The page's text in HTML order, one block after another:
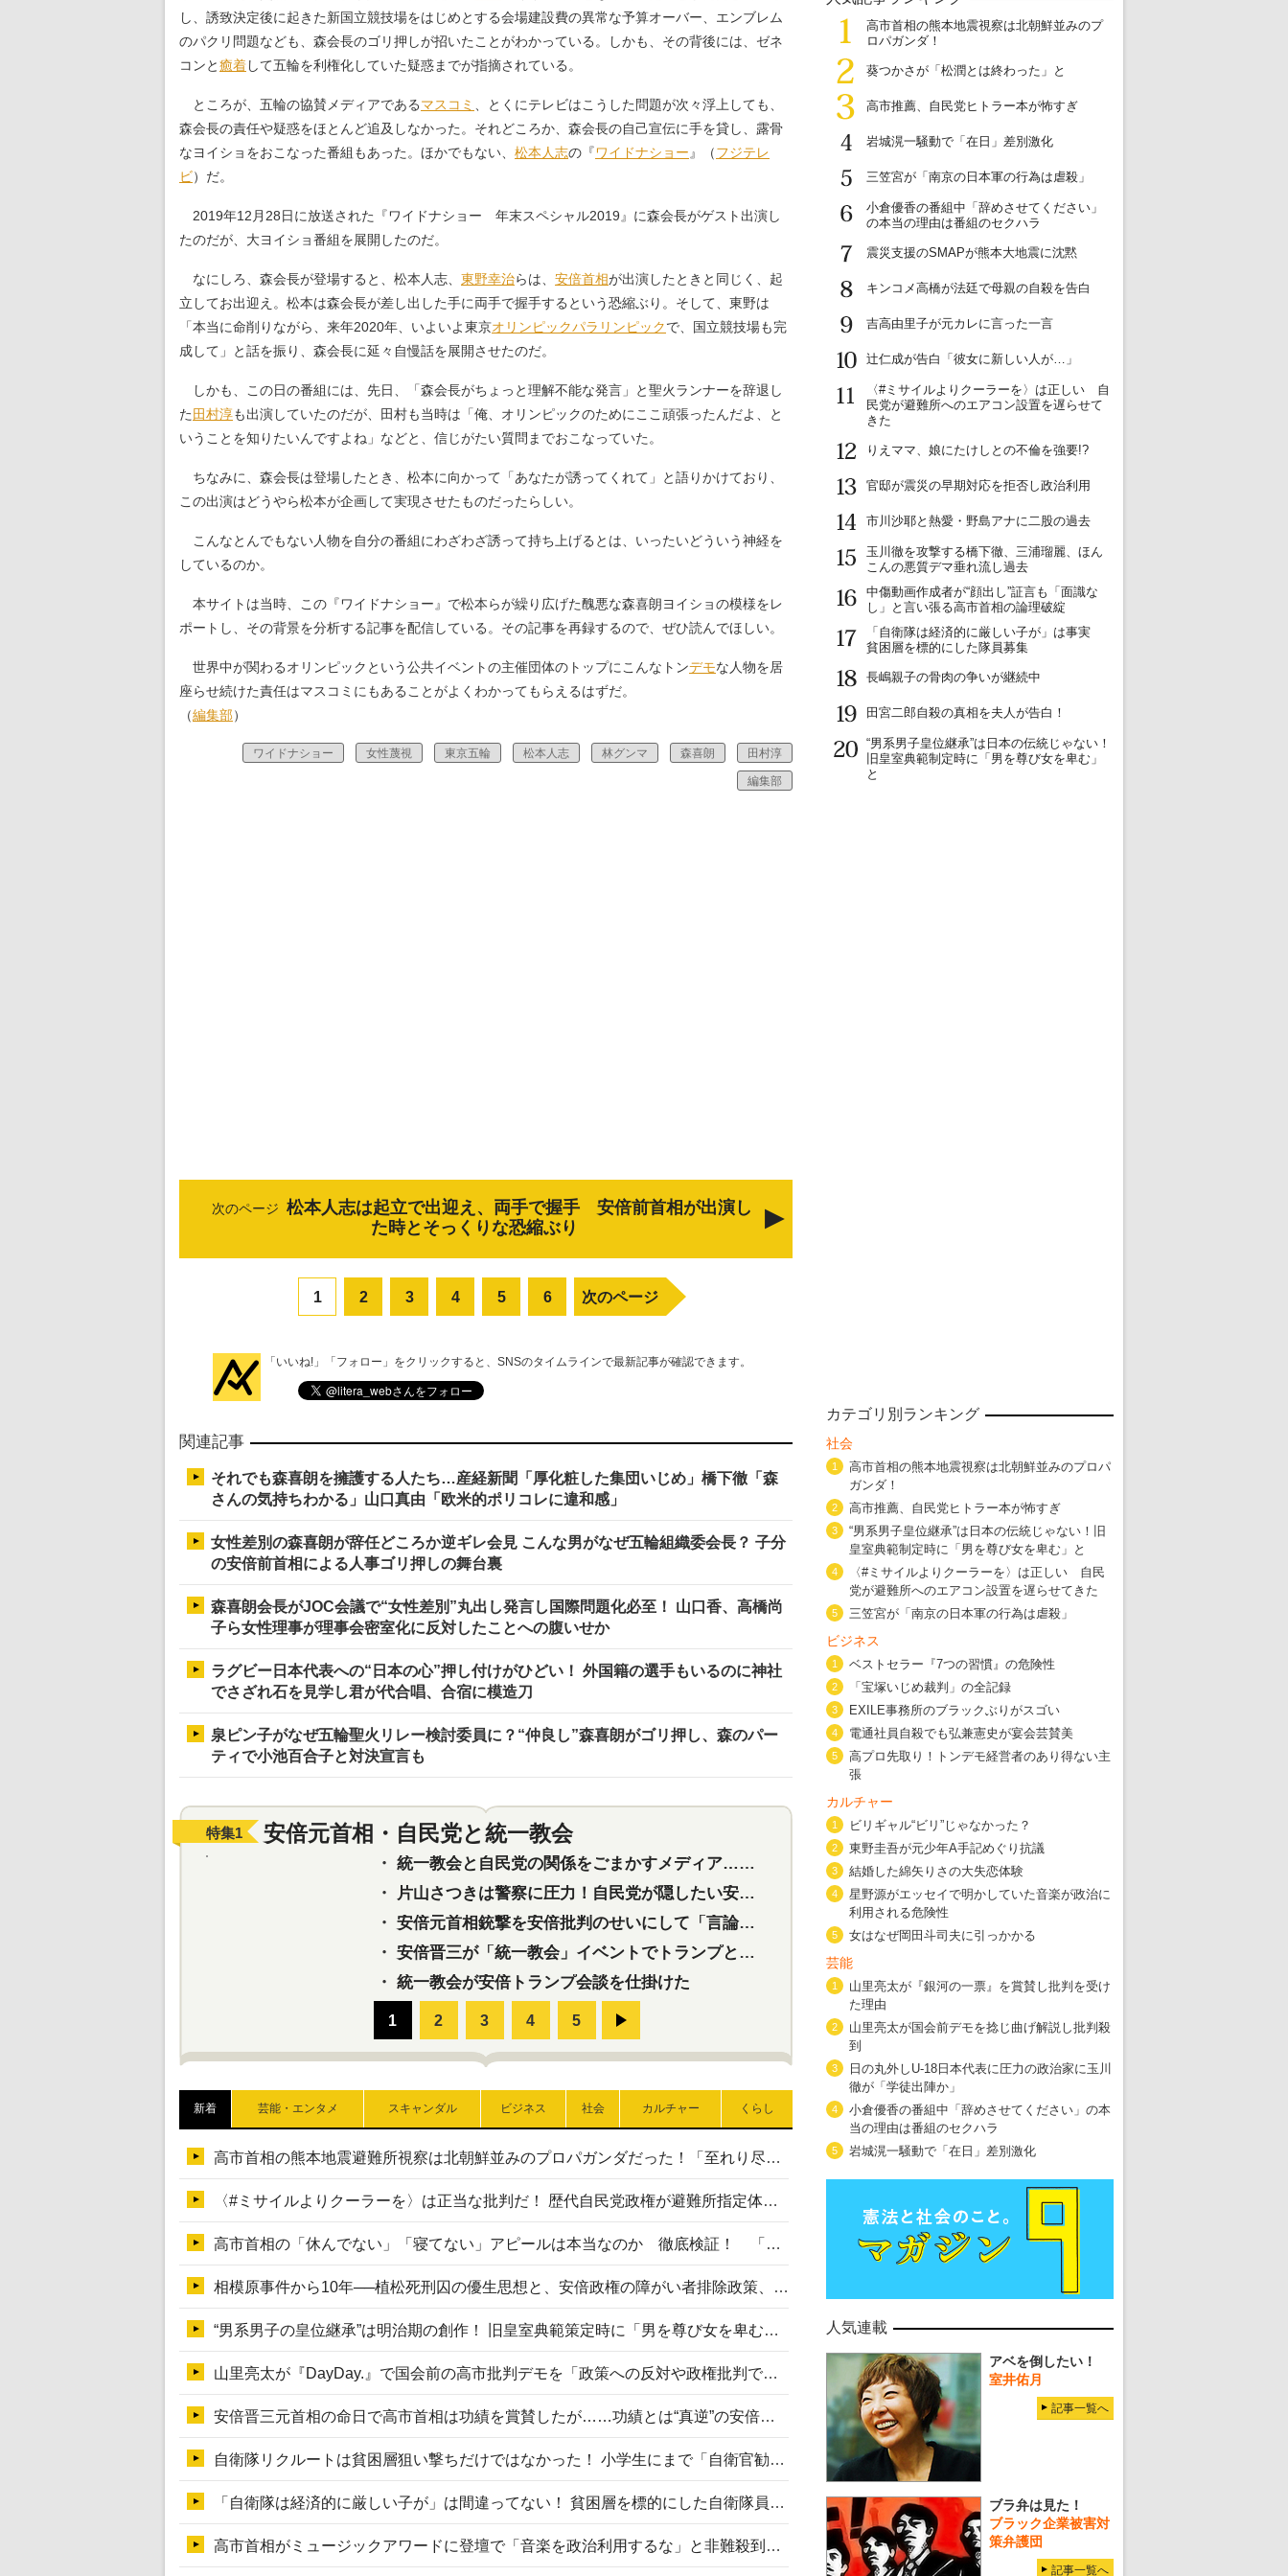
し、誘致決定後に起きた新国立競技場をはじめとする会場建設費の異常な予算オーバー、エンブレム
のパクリ問題なども、森会長のゴリ押しが招いたことがわかっている。しかも、その背後には、ゼネ
コンと癒着して五輪を利権化していた疑惑までが指摘されている。
ところが、五輪の協賛メディアであるマスコミ
、とくにテレビはこうした問題が次々浮上しても、
森会長の責任や疑惑をほとんど追及しなかった。それどころか、森会長の自己宣伝に手を貸し、露骨
なヨイショをおこなった番組もあった。ほかでもない、 松本人志の『ワイドナショー 』（フジテレ
ビ）だ。
2019年12月28日に放送された『ワイドナショー 年末スペシャル2019』に森会長がゲスト出演し
たのだが、大ヨイショ番組を展開したのだ。
なにしろ、森会長が登場すると、松本人志、 東野幸治らは、 安倍首相が出演したときと同じく、起
立してお出迎え。松本は森会長が差し出した手に両手で握手するという恐縮ぶり。そして、東野は
「本当に命削りながら、来年2020年、いよいよ東京オリンピックパラリンピックで、国立競技場も完
成して」と話を振り、森会長に延々自慢話を展開させたのだ。
しかも、この日の番組には、先日、「森会長がちょっと理解不能な発言」と聖火ランナーを辞退し
た 田村淳も出演していたのだが、田村も当時は「俺、オリンピックのためにここ頑張ったんだよ、と
いうことを知りたいんですよね」などと、信じがたい質問までおこなっていた。
ちなみに、森会長は登場したとき、松本に向かって「あなたが誘ってくれて」と語りかけており、
この出演はどうやら松本が企画して実現させたものだったらしい。
こんなとんでもない人物を自分の番組にわざわざ誘って持ち上げるとは、いったいどういう神経を
しているのか。
本サイトは当時、この『ワイドナショー』で松本らが繰り広げた醜悪な森喜朗ヨイショの模様をレ
ポートし、その背景を分析する記事を配信している。その記事を再録するので、ぜひ読んでほしい。
世界中が関わるオリンピックという公共イベントの主催団体のトップにこんなトンデモな人物を居
座らせ続けた責任はマスコミにもあることがよくわかってもらえるはずだ。
（編集部）
ワイドナショー 女性蔑視 東京五輪 松本人志 林グンマ 森喜朗 田村淳
編集部
次のページ 松本人志は起立で出迎え、両手で握手 安倍前首相が出演し
た時とそっくりな恐縮ぶり
1 2 3 4 5 6 次のページ
「いいね!」「フォロー」をクリックすると、SNSのタイムラインで最新記事が確認できます。
関連記事
それでも森喜朗を擁護する人たち…産経新聞「厚化粧した集団いじめ」橋下徹「森
さんの気持ちわかる」山口真由「欧米的ポリコレに違和感」
女性差別の森喜朗が辞任どころか逆ギレ会見 こんな男がなぜ五輪組織委会長？ 子分
の安倍前首相による人事ゴリ押しの舞台裏
森喜朗会長がJOC会議で“女性差別”丸出し発言し国際問題化必至！ 山口香、高橋尚
子ら女性理事が理事会密室化に反対したことへの腹いせか
ラグビー日本代表への“日本の心”押し付けがひどい！ 外国籍の選手もいるのに神社
でさざれ石を見学し君が代合唱、合宿に模造刀
泉ピン子がなぜ五輪聖火リレー検討委員に？“仲良し”森喜朗がゴリ押し、森のパー
ティで小池百合子と対決宣言も
特集1 安倍元首相・自民党と統一教会
・ 統一教会と自民党の関係をごまかすメディア…民放は有田芳生に発言自粛を要求
・
片山さつきは警察に圧力！自民党が隠したい安倍元首相と統一教会の深い関係
・ 安倍元首相銃撃を安倍批判のせいにして「言論封殺」に利用する自民党応援団
・ 安倍晋三が「統一教会」イベントでトランプと演説！同性婚や夫婦別姓を攻撃
・ 統一教会が安倍トランプ会談を仕掛けた
特集2 東京五輪強行開催特別企画 大ウソだら
・ 五輪入場行進にすぎやまこういちの曲、杉田水脈の
・ 大ウソだらけの東京五輪！ 安倍・菅・森はどんな嘘を
・
五輪でIOCラウンジ以外にVIPルーム、広告代理店は物品購入
新着 芸能・エンタメ スキャンダル ビジネス 社会 カルチャー くらし
高市首相の熊本地震避難所視察は北朝鮮並みのプロパガンダだった！「至れり尽くせり」の選ばれた避難所の一方で実態は…
〈#ミサイルよりクーラーを〉は正当な批判だ！ 歴代自民党政権が避難所指定体育館へのエアコン設置を遅らせてきた客観的事実
高市首相の「休んでない」「寝てない」アピールは本当なのか 徹底検証！ 「資料読み込み」「アイロンがけ」も矛盾だらけ…
相模原事件から10年──植松死刑囚の優生思想と、安倍政権の障がい者排除政策、右派勢力の差別主義との関係を改めて問う
“男系男子の皇位継承”は明治期の創作！ 旧皇室典範策定時に「男を尊び女を卑むの慣習、人民の脳髄」とトンデモ論で女性天皇を否定
山里亮太が『DayDay.』で国会前の高市批判デモを「政策への反対や政権批判でない」と捻じ曲げ解説 デモ参加者から批判殺到
安倍晋三元首相の命日で高市首相は功績を賞賛したが……功績とは“真逆”の安倍元首相のトンデモ発言を振り返る
自衛隊リクルートは貧困層狙い撃ちだけではなかった！ 小学生にまで「自衛官勧誘」目的のパンフレット作成
「自衛隊は経済的に厳しい子が」は間違ってない！ 貧困層を標的にした自衛隊員募集、やす子、山上被告も…日本でも進む“経済的徴兵制”
高市首相がミュージックアワードに登壇で「音楽を政治利用するな」と非難殺到！ MAJの国策的本質を批判する声も
1
高市首相の熊本地震視察は北朝鮮並みのプ
ロパガンダ！
2
葵つかさが「松潤とは終わった」と
3
高市推薦、自民党ヒトラー本が怖すぎ
4
岩城滉一騒動で「在日」差別激化
5
三笠宮が「南京の日本軍の行為は虐殺」
6
小倉優香の番組中「辞めさせてください」
の本当の理由は番組のセクハラ
7
震災支援のSMAPが熊本大地震に沈黙
8
キンコメ高橋が法廷で母親の自殺を告白
9
吉高由里子が元カレに言った一言
10
辻仁成が告白「彼女に新しい人が…」
11
〈#ミサイルよりクーラーを〉は正しい 自
民党が避難所へのエアコン設置を遅らせて
きた
12
りえママ、娘にたけしとの不倫を強要!?
13
官邸が震災の早期対応を拒否し政治利用
14
市川沙耶と熱愛・野島アナに二股の過去
15
玉川徹を攻撃する橋下徹、三浦瑠麗、ほん
こんの悪質デマ垂れ流し過去
16
中傷動画作成者が“顔出し”証言も「面識な
し」と言い張る高市首相の論理破綻
17
「自衛隊は経済的に厳しい子が」は事実
貧困層を標的にした隊員募集
18
長嶋親子の骨肉の争いが継続中
19
田宮二郎自殺の真相を夫人が告白！
20
“男系男子皇位継承”は日本の伝統じゃない！
旧皇室典範制定時に「男を尊び女を卑む」
と
カテゴリ別ランキング
社会
1
高市首相の熊本地震視察は北朝鮮並みのプロパ
ガンダ！
2 高市推薦、自民党ヒトラー本が怖すぎ
3
“男系男子皇位継承”は日本の伝統じゃない！旧
皇室典範制定時に「男を尊び女を卑む」と
4
〈#ミサイルよりクーラーを〉は正しい 自民
党が避難所へのエアコン設置を遅らせてきた
5 三笠宮が「南京の日本軍の行為は虐殺」
ビジネス
1 ベストセラー『7つの習慣』の危険性
2 「宝塚いじめ裁判」の全記録
3 EXILE事務所のブラックぶりがスゴい
4 電通社員自殺でも弘兼憲史が宴会芸賛美
5
高プロ先取り！トンデモ経営者のあり得ない主
張
カルチャー
1 ビリギャル“ビリ”じゃなかった？
2 東野圭吾が元少年A手記めぐり抗議
3 結婚した綿矢りさの大失恋体験
4
星野源がエッセイで明かしていた音楽が政治に
利用される危険性
5 女はなぜ岡田斗司夫に引っかかる
芸能
1
山里亮太が『銀河の一票』を賞賛し批判を受け
た理由
2
山里亮太が国会前デモを捻じ曲げ解説し批判殺
到
3
日の丸外しU-18日本代表に圧力の政治家に玉川
徹が「学徒出陣か」
4
小倉優香の番組中「辞めさせてください」の本
当の理由は番組のセクハラ
5 岩城滉一騒動で「在日」差別激化
人気連載
アベを倒したい！
室井佑月
記事一覧へ
ブラ弁は見た！
ブラック企業被害対
策弁護団
記事一覧へ